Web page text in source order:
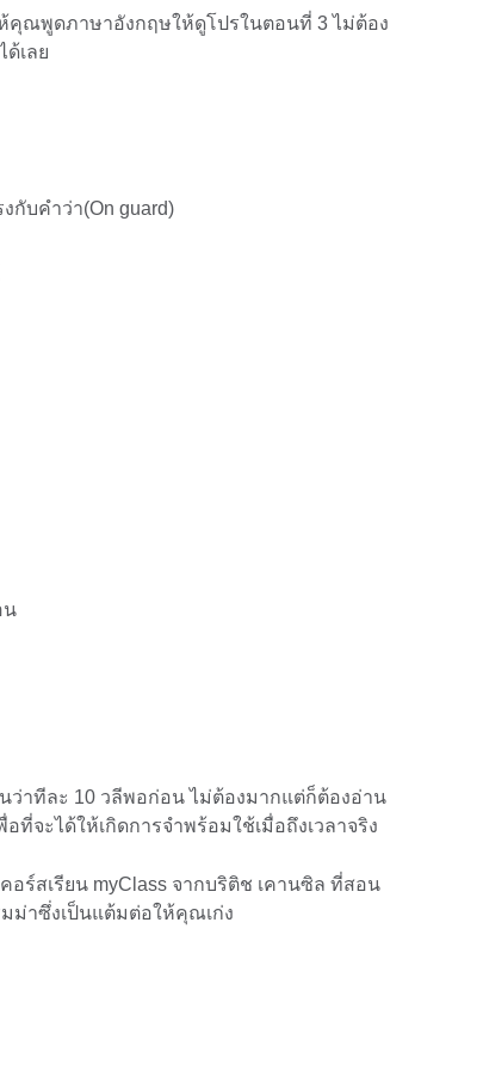
ณพูดภาษาอังกฤษให้ดูโปรในตอนที่ 3 ไม่ต้อง
เลย
กับคำว่า(On guard)
น
ว่าทีละ 10 วลีพอก่อน ไม่ต้องมากแต่ก็ต้องอ่าน
จะได้ให้เกิดการจำพร้อมใช้เมื่อถึงเวลาจริง
ร์สเรียน myClass จากบริติช เคานซิล ที่สอน
าซึ่งเป็นแต้มต่อให้คุณเก่ง